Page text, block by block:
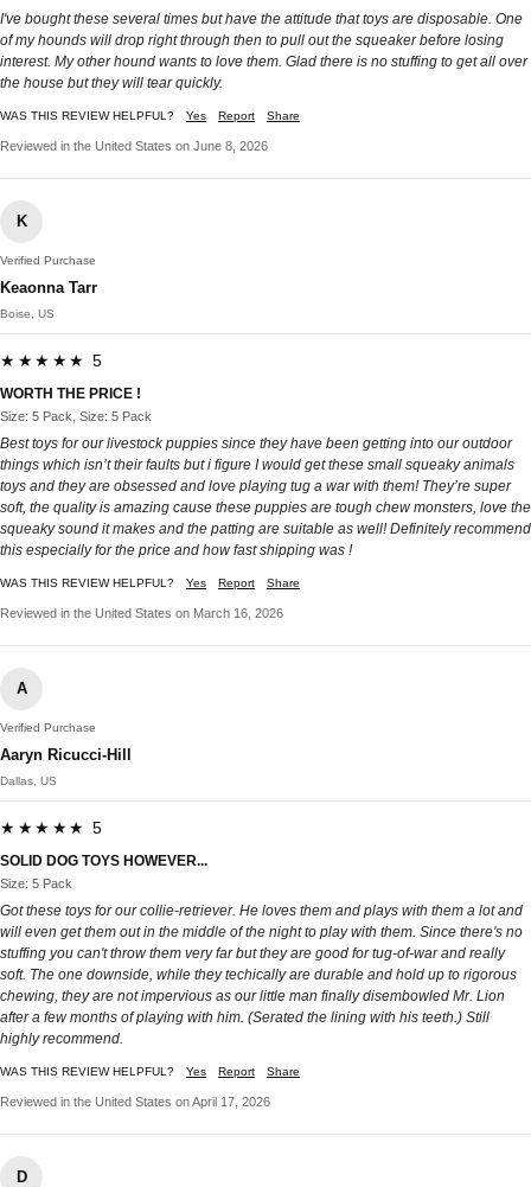
I've bought these several times but have the attitude that toys are disposable. One
of my hounds will drop right through then to pull out the squeaker before losing
interest. My other hound wants to love them. Glad there is no stuffing to get all over
the house but they will tear quickly.
WAS THIS REVIEW HELPFUL? Yes Report Share
Reviewed in the United States on June 8, 2026
K
Verified Purchase
Keaonna Tarr
Boise, US
★★★★★ 5
WORTH THE PRICE !
Size: 5 Pack, Size: 5 Pack
Best toys for our livestock puppies since they have been getting into our outdoor
things which isn’t their faults but i figure I would get these small squeaky animals
toys and they are obsessed and love playing tug a war with them! They’re super
soft, the quality is amazing cause these puppies are tough chew monsters, love the
squeaky sound it makes and the patting are suitable as well! Definitely recommend
this especially for the price and how fast shipping was !
WAS THIS REVIEW HELPFUL? Yes Report Share
Reviewed in the United States on March 16, 2026
A
Verified Purchase
Aaryn Ricucci-Hill
Dallas, US
★★★★★ 5
SOLID DOG TOYS HOWEVER...
Size: 5 Pack
Got these toys for our collie-retriever. He loves them and plays with them a lot and
will even get them out in the middle of the night to play with them. Since there's no
stuffing you can't throw them very far but they are good for tug-of-war and really
soft. The one downside, while they techically are durable and hold up to rigorous
chewing, they are not impervious as our little man finally disembowled Mr. Lion
after a few months of playing with him. (Serated the lining with his teeth.) Still
highly recommend.
WAS THIS REVIEW HELPFUL? Yes Report Share
Reviewed in the United States on April 17, 2026
D